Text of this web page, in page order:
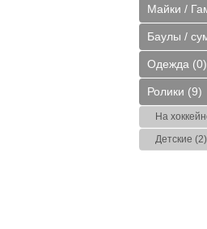
CCM Cl Sr S (Блохина)
Майки /
Баулы /
Одежда (0)
Ролики (9)
На
Детские (2)